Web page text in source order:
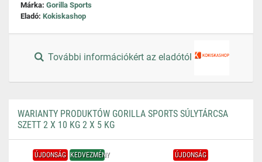
Márka: Gorilla Sports
Eladó: Kokiskashop
További információkért az eladótól
WARIANTY PRODUKTÓW GORILLA SPORTS SÚLYTÁRCSA
SZETT 2 X 10 KG 2 X 5 KG
ÚJDONSÁG KEDVEZMÉNY ÚJDONSÁG